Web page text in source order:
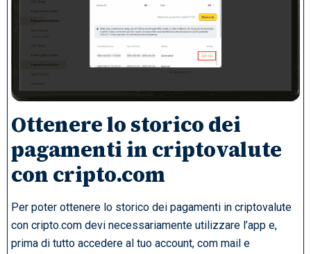
Ottenere lo storico dei
pagamenti in criptovalute
con cripto.com
Per poter ottenere lo storico dei pagamenti in criptovalute
con cripto.com devi necessariamente utilizzare l’app e,
prima di tutto accedere al tuo account, com mail e